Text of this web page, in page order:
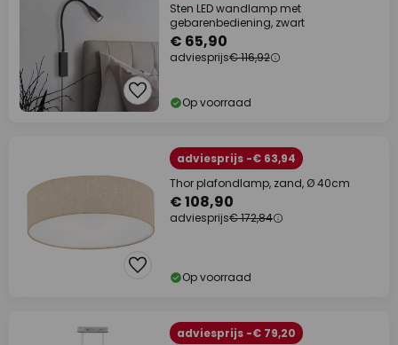
Sten LED wandlamp met
gebarenbediening, zwart
€ 65,90
adviesprijs€ 116,92
Op voorraad
adviesprijs -€ 63,94
Thor plafondlamp, zand, Ø 40cm
€ 108,90
adviesprijs€ 172,84
Op voorraad
adviesprijs -€ 79,20